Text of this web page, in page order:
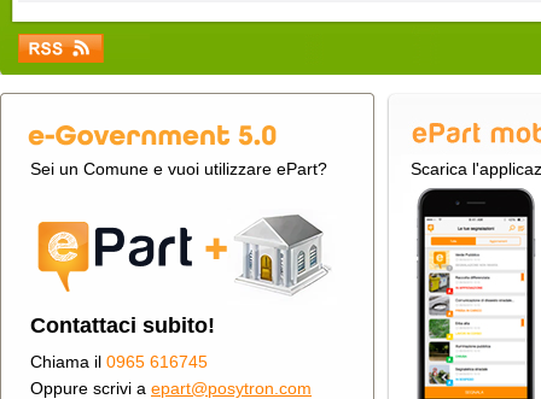
Sei un Comune e vuoi utilizzare ePart?
Contattaci subito!
Chiama il 0965 616745
Oppure scrivi a epart@posytron.com
Scarica